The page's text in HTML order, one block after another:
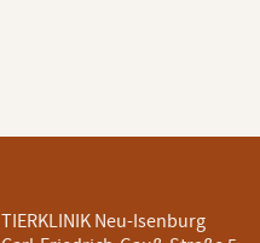
TIERKLINIK Neu-Isenburg